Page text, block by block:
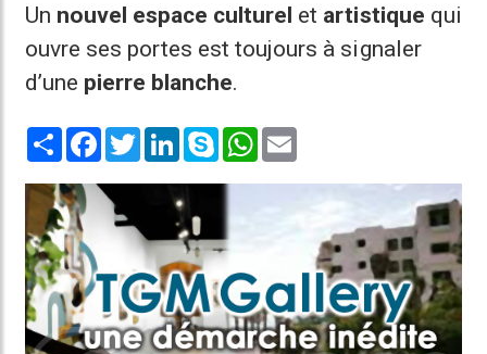
Un nouvel espace culturel et artistique qui
ouvre ses portes est toujours à signaler
d’une pierre blanche.
Share Facebook
TwitterLinkedInSkype WhatsApp